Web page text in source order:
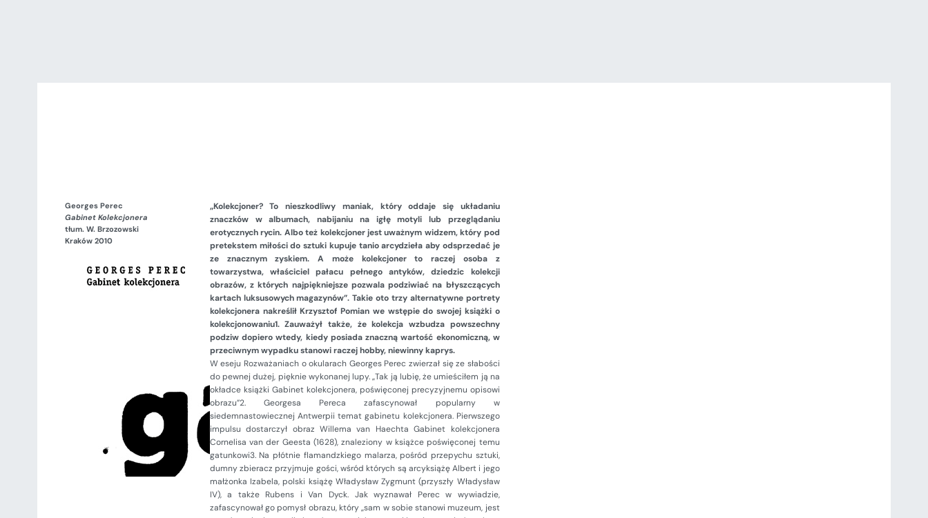
Georges Perec
Gabinet Kolekcjonera
tłum. W. Brzozowski
Kraków 2010
„Kolekcjoner? To nieszkodliwy maniak, który oddaje się układaniu
znaczków w albumach, nabijaniu na igłę motyli lub przeglądaniu
erotycznych rycin. Albo też kolekcjoner jest uważnym widzem, który pod
pretekstem miłości do sztuki kupuje tanio arcydzieła aby odsprzedać je
ze znacznym zyskiem. A może kolekcjoner to raczej osoba z
towarzystwa, właściciel pałacu pełnego antyków, dziedzic kolekcji
obrazów, z których najpiękniejsze pozwala podziwiać na błyszczących
kartach luksusowych magazynów”. Takie oto trzy alternatywne portrety
kolekcjonera nakreślił Krzysztof Pomian we wstępie do swojej książki o
kolekcjonowaniu1. Zauważył także, że kolekcja wzbudza powszechny
podziw dopiero wtedy, kiedy posiada znaczną wartość ekonomiczną, w
przeciwnym wypadku stanowi raczej hobby, niewinny kaprys.
W eseju Rozważaniach o okularach Georges Perec zwierzał się ze słabości
do pewnej dużej, pięknie wykonanej lupy. „Tak ją lubię, że umieściłem ją na
okładce książki Gabinet kolekcjonera, poświęconej precyzyjnemu opisowi
obrazu”2. Georgesa Pereca zafascynował popularny w
siedemnastowiecznej Antwerpii temat gabinetu kolekcjonera. Pierwszego
impulsu dostarczył obraz Willema van Haechta Gabinet kolekcjonera
Cornelisa van der Geesta (1628), znaleziony w książce poświęconej temu
gatunkowi3. Na płótnie flamandzkiego malarza, pośród przepychu sztuki,
dumny zbieracz przyjmuje gości, wśród których są arcyksiążę Albert i jego
małżonka Izabela, polski książę Władysław Zygmunt (przyszły Władysław
IV), a także Rubens i Van Dyck. Jak wyznawał Perec w wywiadzie,
zafascynował go pomysł obrazu, który „sam w sobie stanowi muzeum, jest